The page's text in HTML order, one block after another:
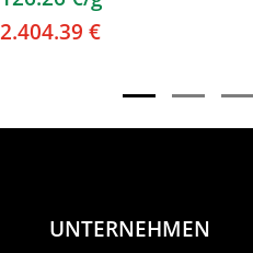
2.404.39 €
UNTERNEHMEN